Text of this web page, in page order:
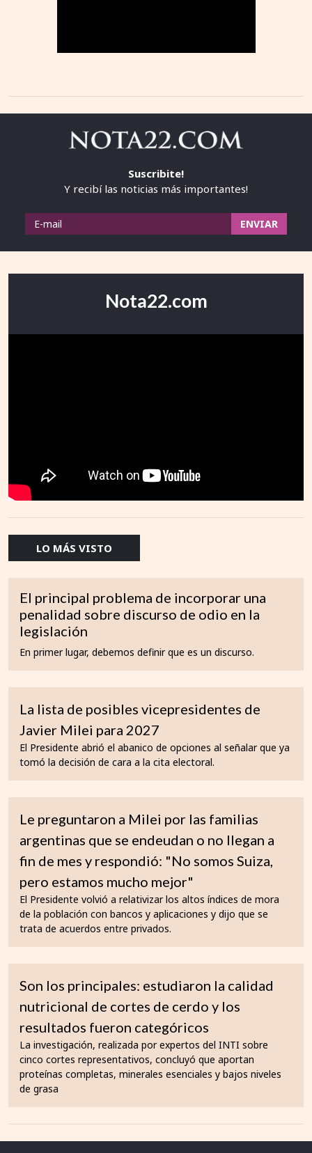
Suscribite!
Y recibí las noticias más importantes!
Nota22.com
LO MÁS VISTO
El principal problema de incorporar una
penalidad sobre discurso de odio en la
legislación
En primer lugar, debemos definir que es un discurso.
La lista de posibles vicepresidentes de
Javier Milei para 2027
El Presidente abrió el abanico de opciones al señalar que ya
tomó la decisión de cara a la cita electoral.
Le preguntaron a Milei por las familias
argentinas que se endeudan o no llegan a
fin de mes y respondió: "No somos Suiza,
pero estamos mucho mejor"
El Presidente volvió a relativizar los altos índices de mora
de la población con bancos y aplicaciones y dijo que se
trata de acuerdos entre privados.
Son los principales: estudiaron la calidad
nutricional de cortes de cerdo y los
resultados fueron categóricos
La investigación, realizada por expertos del INTI sobre
cinco cortes representativos, concluyó que aportan
proteínas completas, minerales esenciales y bajos niveles
de grasa